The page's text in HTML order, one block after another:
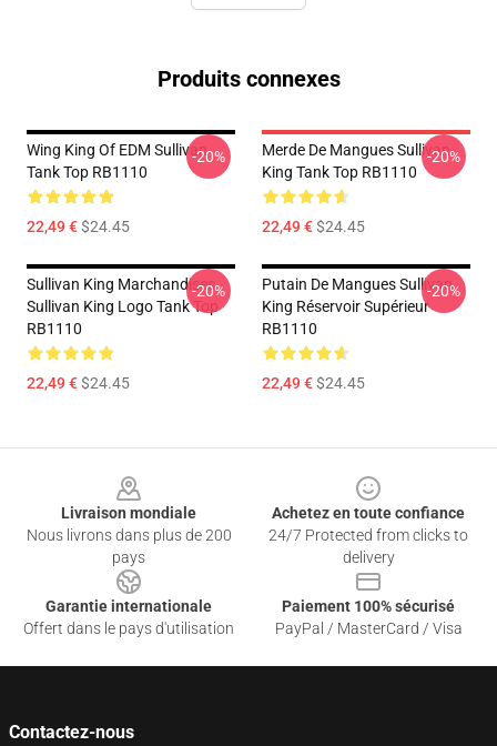
Produits connexes
Wing King Of EDM Sullivan
Tank Top RB1110
22,49 €$24.45
-20%
Merde De Mangues Sullivan
King Tank Top RB1110
22,49 €$24.45
-20%
Sullivan King Marchandises
Sullivan King Logo Tank Top
RB1110
22,49 €$24.45
-20%
Putain De Mangues Sullivan
King Réservoir Supérieur
RB1110
22,49 €$24.45
-20%
Livraison mondiale
Nous livrons dans plus de 200
pays
Achetez en toute confiance
24/7 Protected from clicks to
delivery
Garantie internationale
Offert dans le pays d'utilisation
Paiement 100% sécurisé
PayPal / MasterCard / Visa
Contactez-nous